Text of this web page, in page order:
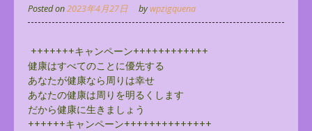
Posted on2023年4月27日 bywpzigquena
+++++++キャンペーン++++++++++++
健康はすべてのことに優先する
あなたが健康なら周りは幸せ
あなたの健康は周りを明るくします
だから健康に生きましょう
++++++キャンペーン++++++++++++++